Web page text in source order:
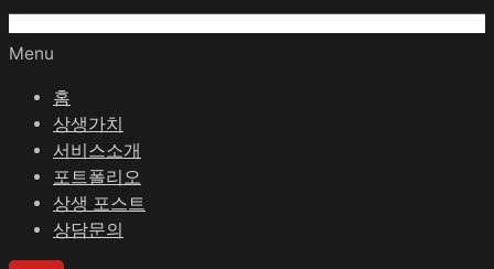
Menu
홈
상생가치
서비스소개
포트폴리오
상생 포스트
상담문의